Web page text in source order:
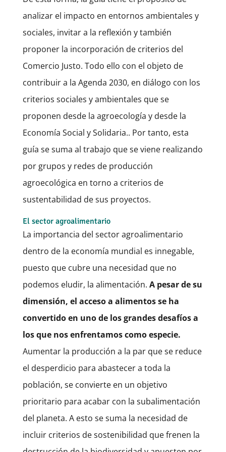
analizar el impacto en entornos ambientales y
sociales, invitar a la reflexión y también
proponer la incorporación de criterios del
Comercio Justo. Todo ello con el objeto de
contribuir a la Agenda 2030, en diálogo con los
criterios sociales y ambientales que se
proponen desde la agroecología y desde la
Economía Social y Solidaria.. Por tanto, esta
guía se suma al trabajo que se viene realizando
por grupos y redes de producción
agroecológica en torno a criterios de
sustentabilidad de sus proyectos.
El sector agroalimentario
La importancia del sector agroalimentario
dentro de la economía mundial es innegable,
puesto que cubre una necesidad que no
podemos eludir, la alimentación. A pesar de su
dimensión, el acceso a alimentos se ha
convertido en uno de los grandes desafíos a
los que nos enfrentamos como especie.
Aumentar la producción a la par que se reduce
el desperdicio para abastecer a toda la
población, se convierte en un objetivo
prioritario para acabar con la subalimentación
del planeta. A esto se suma la necesidad de
incluir criterios de sostenibilidad que frenen la